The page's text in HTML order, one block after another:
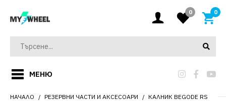
0 0
МЕНЮ
НАЧАЛО РЕЗЕРВНИ ЧАСТИ И АКСЕСОАРИ КАЛНИК BEGODE RS